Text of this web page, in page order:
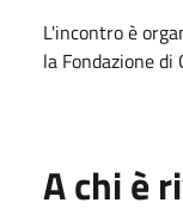
L'incontro è
la Fondazione di
A chi è